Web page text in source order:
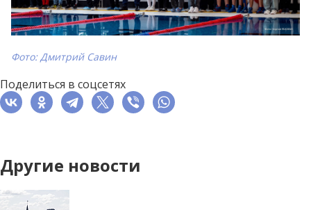
Фото: Дмитрий Савин
Поделиться в соцсетях
Другие новости